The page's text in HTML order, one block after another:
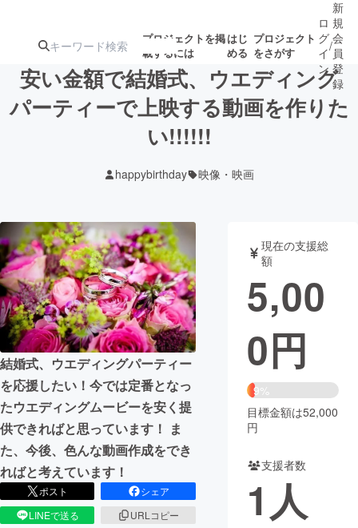
プロジェクトを掲
載するには
はじ
める
プロジェクト
をさがす
注目の新着プロ募集終了が近いプ
テクノロジー・ガジェット
映像・映画 書籍・雑誌
ビジネス・起業 チャレンジ
まちづくり・地域活性化
CAMPFIRE for Social Good
CAMPFIRE Creation
CAMPFIREふるさと納税machi-ya コミュニティ
ロ
グ
イ
ン
/
新
規
会
員
登
録
安い金額で結婚式、ウエディング
パーティーで上映する動画を作りた
い!!!!!!
happybirthday 映像・映画
結婚式、ウエディングパーティー
を応援したい！今では定番となっ
たウエディングムービーを安く提
供できればと思っています！ ま
た、今後、色んな動画作成をでき
ればと考えています！
ポスト
シェア
LINEで送る
URLコピー
現在の支援総
額
5,00
0円
9%
目標金額は52,000
円
支援者数
1人